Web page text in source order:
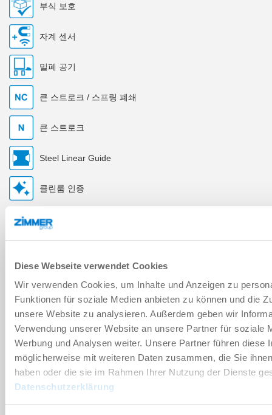
Diese Webseite verwendet Cookies
Wir verwenden Cookies, um Inhalte und Anzeigen zu
Funktionen für soziale Medien anbieten zu können und die
unsere Website zu analysieren. Außerdem geben wir
Verwendung unserer Website an unsere Partner für soziale
Werbung und Analysen weiter. Unsere Partner führen diese
möglicherweise mit weiteren Daten zusammen, die Sie
haben oder die sie im Rahmen Ihrer Nutzung der Dienste
Datenschutzerklärung
부식 보호
자계 센서
밀폐 공기
큰 스트로크 / 스프링 폐쇄
큰 스트로크
Steel Linear Guide
클린룸 인증
개별화
장점 세부 정보
클린룸 적합성 인증서